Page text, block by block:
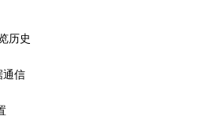
历史
通信